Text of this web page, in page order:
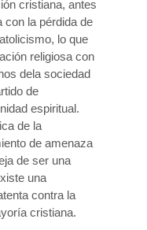
cristiana, antes
con la pérdida de
lo que
religiosa con
dela sociedad
de
espiritual.
de la
de amenaza
de ser una
una
contra la
cristiana.